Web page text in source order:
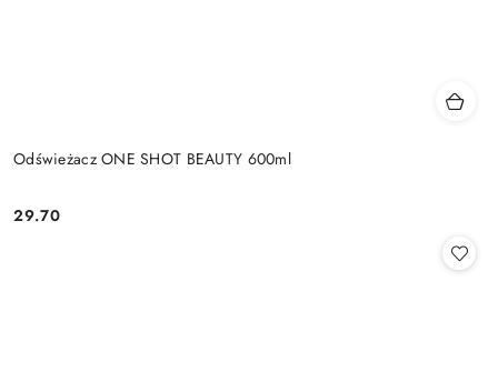
Odświeżacz ONE SHOT BEAUTY 600ml
Cena:
29.70